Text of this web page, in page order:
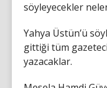
söyleyecekler
Yahya Üstün’ü
gittiği tüm
yazacaklar.